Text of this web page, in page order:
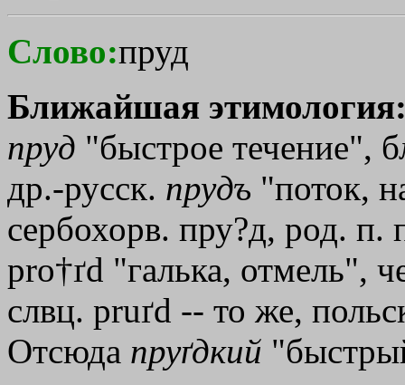
Слово:пруд
Ближайшая
пруд "быстрое течение",
др.-русск. прудъ "поток,
сербохорв. пру?д, род. п.
pro†ґd "галька, отмель",
слвц. pruґd -- то же,
Отсюда пруґдкий